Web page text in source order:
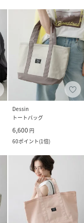
Dessin
トートバッグ
6,600 円
60ポイント(1倍)